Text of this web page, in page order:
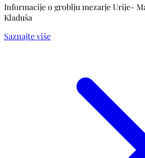
Informacije o groblju mezarje Urije-
Kladuša
Saznajte više